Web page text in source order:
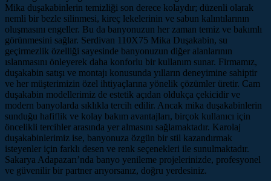
Mika duşakabinlerin temizliği son derece kolaydır; düzenli olarak
nemli bir bezle silinmesi, kireç lekelerinin ve sabun kalıntılarının
oluşmasını engeller. Bu da banyonuzun her zaman temiz ve bakımlı
görünmesini sağlar. Serdivan 110X75 Mika Duşakabin, su
geçirmezlik özelliği sayesinde banyonuzun diğer alanlarının
ıslanmasını önleyerek daha konforlu bir kullanım sunar. Firmamız,
duşakabin satışı ve montajı konusunda yılların deneyimine sahiptir
ve her müşterimizin özel ihtiyaçlarına yönelik çözümler üretir. Cam
duşakabin modellerimiz de estetik açıdan oldukça çekicidir ve
modern banyolarda sıklıkla tercih edilir. Ancak mika duşakabinlerin
sunduğu hafiflik ve kolay bakım avantajları, birçok kullanıcı için
öncelikli tercihler arasında yer almasını sağlamaktadır. Karolaj
duşakabinlerimiz ise, banyonuza özgün bir stil kazandırmak
isteyenler için farklı desen ve renk seçenekleri ile sunulmaktadır.
Sakarya Adapazarı’nda banyo yenileme projelerinizde, profesyonel
ve güvenilir bir partner arıyorsanız, doğru yerdesiniz.